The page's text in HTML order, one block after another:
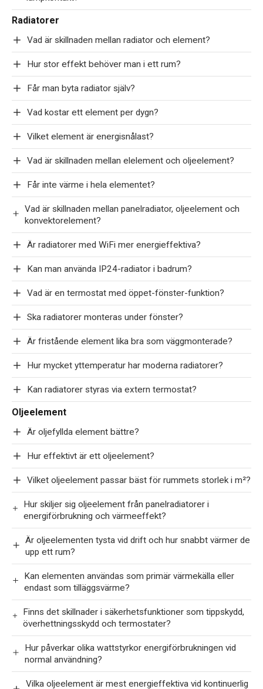
Radiatorer
Vad är skillnaden mellan radiator och element?
Hur stor effekt behöver man i ett rum?
Får man byta radiator själv?
Vad kostar ett element per dygn?
Vilket element är energisnålast?
Vad är skillnaden mellan elelement och oljeelement?
Får inte värme i hela elementet?
Vad är skillnaden mellan panelradiator, oljeelement och
konvektorelement?
Är radiatorer med WiFi mer energieffektiva?
Kan man använda IP24-radiator i badrum?
Vad är en termostat med öppet-fönster-funktion?
Ska radiatorer monteras under fönster?
Är fristående element lika bra som väggmonterade?
Hur mycket yttemperatur har moderna radiatorer?
Kan radiatorer styras via extern termostat?
Oljeelement
Är oljefyllda element bättre?
Hur effektivt är ett oljeelement?
Vilket oljeelement passar bäst för rummets storlek i m²?
Hur skiljer sig oljeelement från panelradiatorer i
energiförbrukning och värmeeffekt?
Är oljeelementen tysta vid drift och hur snabbt värmer de
upp ett rum?
Kan elementen användas som primär värmekälla eller
endast som tilläggsvärme?
Finns det skillnader i säkerhetsfunktioner som tippskydd,
överhettningsskydd och termostater?
Hur påverkar olika wattstyrkor energiförbrukningen vid
normal användning?
Vilka oljeelement är mest energieffektiva vid kontinuerlig